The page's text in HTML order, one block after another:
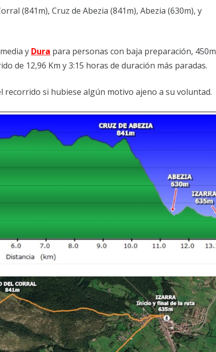
(841m), Cruz de Abezia (841m), Abezia (630m), y
y Dura para personas con baja preparación, 450m
de 12,96 Km y 3:15 horas de duración más paradas.
recorrido si hubiese algún motivo ajeno a su voluntad.